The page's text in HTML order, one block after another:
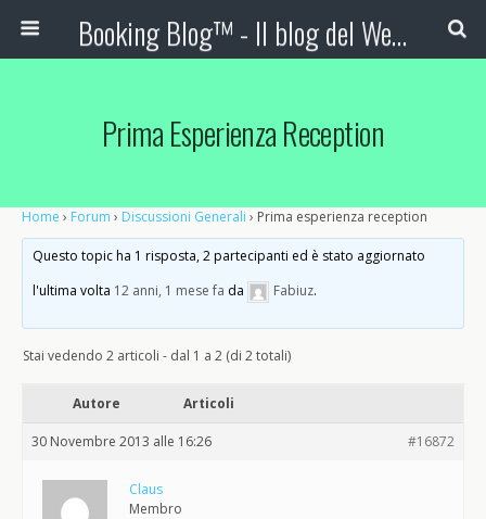
Booking Blog™ - Il blog del Web Marketing Turistico
Prima Esperienza Reception
Home › Forum › Discussioni Generali › Prima esperienza reception
Questo topic ha 1 risposta, 2 partecipanti ed è stato aggiornato
l'ultima volta 12 anni, 1 mese fa da Fabiuz.
Stai vedendo 2 articoli - dal 1 a 2 (di 2 totali)
Autore Articoli
30 Novembre 2013 alle 16:26 #16872
Claus
Membro